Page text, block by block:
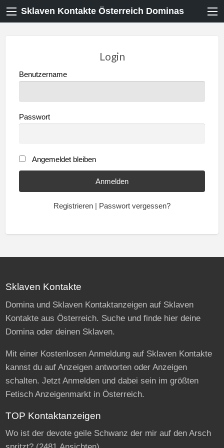
Sklaven Kontakte Österreich Dominas
Login
Benutzername
Passwort
Angemeldet bleiben
Registrieren Passwort vergessen?
Sklaven Kontakte
Domina und Sklaven Kontaktanzeigen auf Sklaven
Kontakte aus Österreich. Suche und finde hier deine
Domina oder deinen Sklaven.
Mit einer Kostenlosen Anmeldung auf Sklaven Kontakte
kannst du auf Anzeigen antworten oder Anzeigen
schalten. Jetzt Anmelden und dabei sein im größten
Fetisch Anzeigenmarkt in Österreich.
TOP Kontaktanzeigen
Wo ist der devote geile Schwanz der mir auf den Arsch